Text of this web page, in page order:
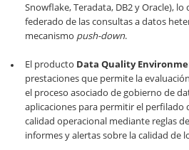
Snowflake, Teradata, DB2 y Oracle), lo
federado de las consultas a datos
mecanismo push-down.
El producto Data Quality
prestaciones que permite la
el proceso asociado de gobierno de
aplicaciones para permitir el perfilado
calidad operacional mediante reglas
informes y alertas sobre la calidad de